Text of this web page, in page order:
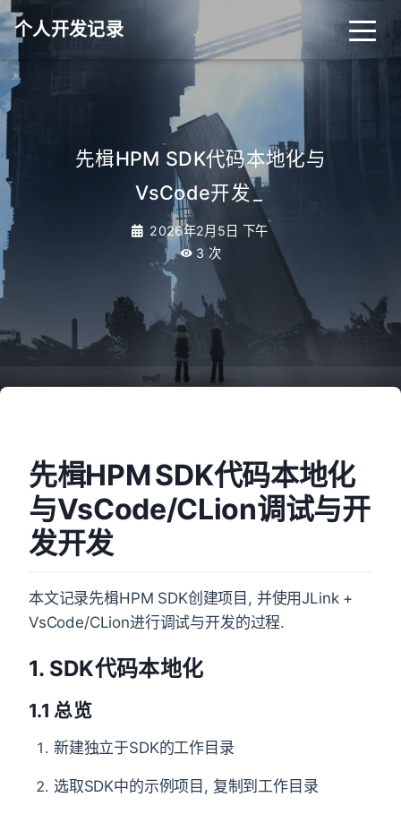
个人开发记录
先楫HPM SDK代码本地化与
VsCode开发_
2026年2月5日 下午
3 次
先楫HPM SDK代码本地化
与VsCode/CLion调试与开
发开发
本文记录先楫HPM SDK创建项目, 并使用JLink +
VsCode/CLion进行调试与开发的过程.
1. SDK代码本地化
1.1 总览
新建独立于SDK的工作目录
选取SDK中的示例项目, 复制到工作目录